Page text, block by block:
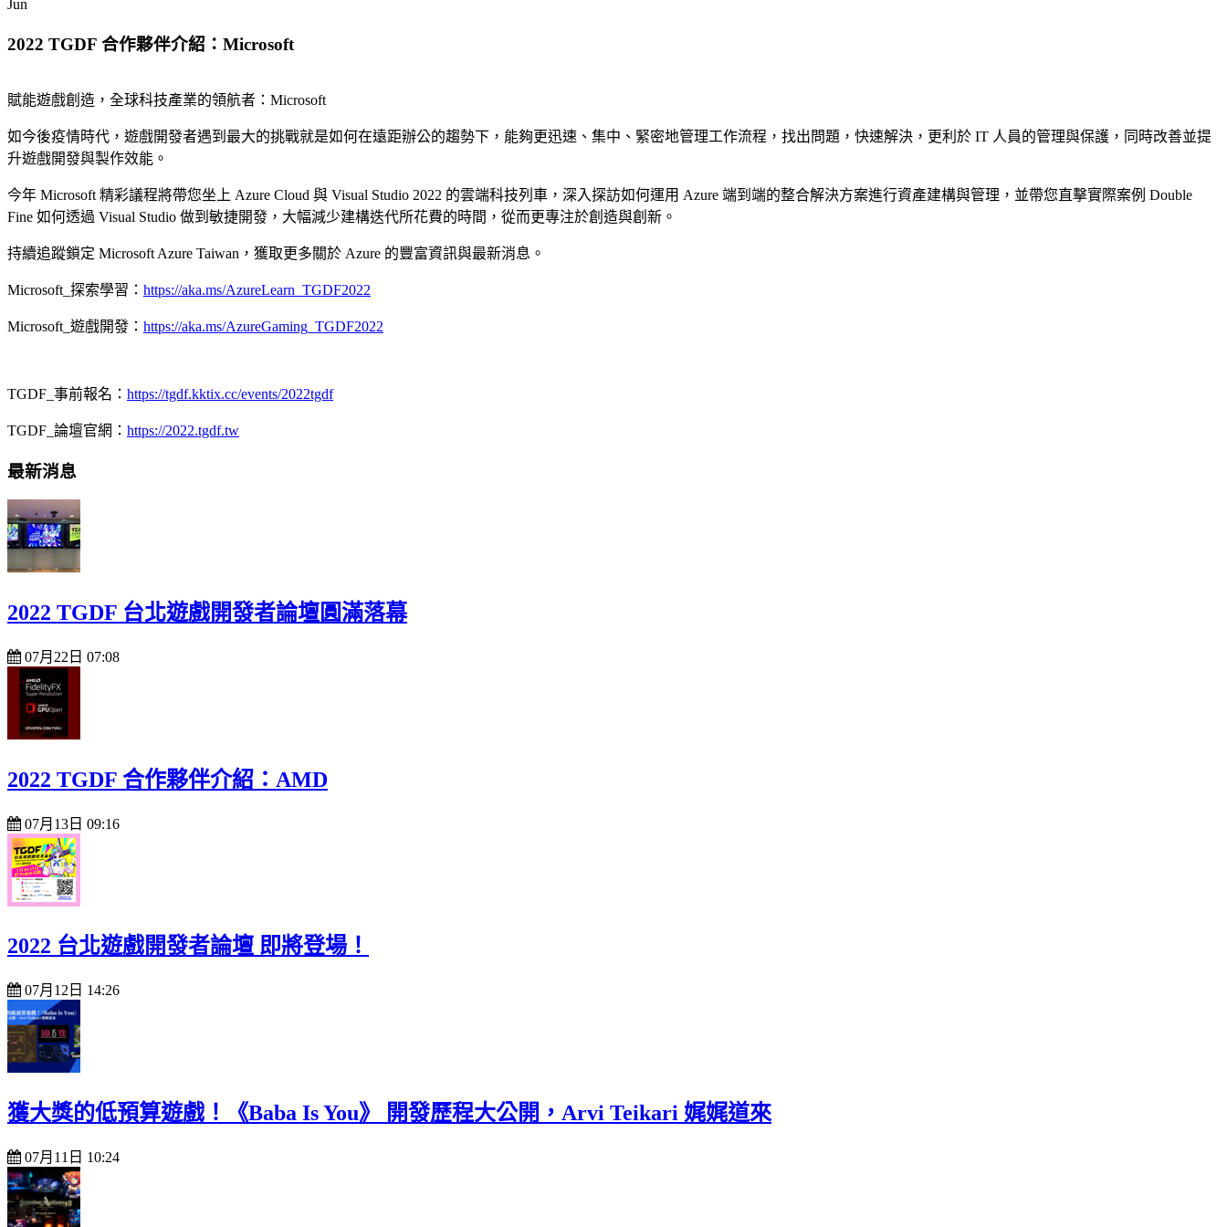
Jun
2022 TGDF 合作夥伴介紹：Microsoft
賦能遊戲創造，全球科技產業的領航者：Microsoft
如今後疫情時代，遊戲開發者遇到最大的挑戰就是如何在遠距辦公的趨勢下，能夠更迅速、集中、緊密地管理工作流程，找出問題，快速解決，更利於 IT 人員的管理與保護，同時改善並提
升遊戲開發與製作效能。
今年 Microsoft 精彩議程將帶您坐上 Azure Cloud 與 Visual Studio 2022 的雲端科技列車，深入探訪如何運用 Azure 端到端的整合解決方案進行資產建構與管理，並帶您直擊實際案例 Double
Fine 如何透過 Visual Studio 做到敏捷開發，大幅減少建構迭代所花費的時間，從而更專注於創造與創新。
持續追蹤鎖定 Microsoft Azure Taiwan，獲取更多關於 Azure 的豐富資訊與最新消息。
Microsoft_探索學習： https://aka.ms/AzureLearn_TGDF2022
Microsoft_遊戲開發： https://aka.ms/AzureGaming_TGDF2022
TGDF_事前報名： https://tgdf.kktix.cc/events/2022tgdf
TGDF_論壇官網： https://2022.tgdf.tw
最新消息
2022 TGDF 台北遊戲開發者論壇圓滿落幕
07月22日 07:08
2022 TGDF 合作夥伴介紹：AMD
07月13日 09:16
2022 台北遊戲開發者論壇 即將登場！
07月12日 14:26
獲大獎的低預算遊戲！《Baba Is You》 開發歷程大公開，Arvi Teikari 娓娓道來
07月11日 10:24